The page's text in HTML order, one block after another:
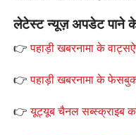
लेटेस्ट न्यूज़ अपडेट पाने
👉पहाड़ी खबरनामा के
👉पहाड़ी खबरनामा के
👉यूट्यूब चैनल सब्स्क्राइब